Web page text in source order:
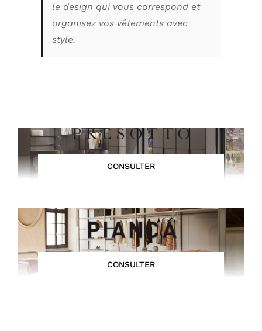
le design qui vous correspond et
organisez vos vêtements avec
style.
CONSULTER
CONSULTER